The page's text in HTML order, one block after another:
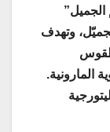
الجميل”
وتهدف
المارونية.